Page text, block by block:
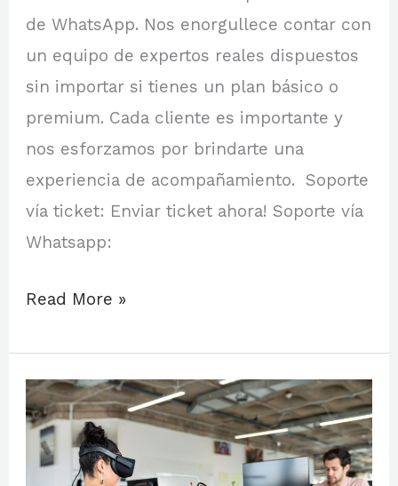
de WhatsApp. Nos enorgullece contar con
un equipo de expertos reales dispuestos
sin importar si tienes un plan básico o
premium. Cada cliente es importante y
nos esforzamos por brindarte una
experiencia de acompañamiento. Soporte
vía ticket: Enviar ticket ahora! Soporte vía
Whatsapp:
Read More »
Hello
world!